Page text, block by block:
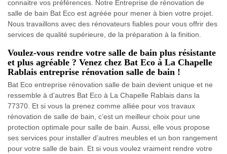
connaitre vos préférences. Notre Entreprise de rénovation de
salle de bain Bat Eco est agréée pour mener à bien votre projet.
Nous travaillons avec des rénovateurs fiables pour vous offrir des
services de qualité supérieure, de la préparation à la finition.
Voulez-vous rendre votre salle de bain plus résistante
et plus agréable ? Venez chez Bat Eco à La Chapelle
Rablais entreprise rénovation salle de bain !
Bat Eco entreprise rénovation salle de bain devient unique et ne
ressemble à d’autres Bat Eco à La Chapelle Rablais dans la
77370. Et si vous la prenez comme alliée pour vos travaux
rénovation de salle de bain, c’est un meilleur choix pour une
protection optimale pour salle de bain. Aussi, elle vous propose
ses services pour installer d’autres meubles et un bon rangement
pour votre salle de bain. Et si vous voulez vraiment rendre votre